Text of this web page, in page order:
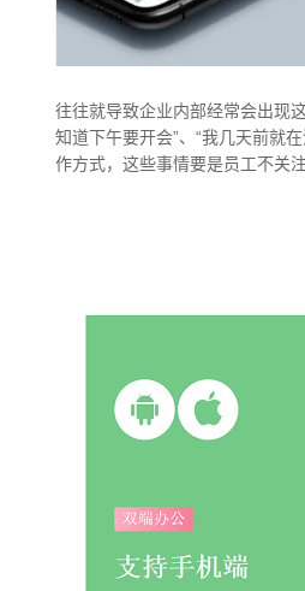
往往就导致企业内部经常会出现
知道下午要开会”、“我几天前就
作方式，这些事情要是员工不关